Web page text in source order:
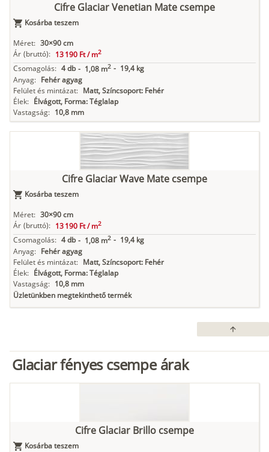
Cifre Glaciar Venetian Mate csempe
Kosárba teszem
Méret: 30×90 cm
Ár (bruttó): 13 190 Ft /m2
Csomagolás: 4 db - 1,08 m2 - 19,4 kg
Anyag: Fehér agyag
Felület és mintázat: Matt, Színcsoport: Fehér
Élek: Élvágott, Forma: Téglalap
Vastagság: 10,8 mm
Cifre Glaciar Wave Mate csempe
Kosárba teszem
Méret: 30×90 cm
Ár (bruttó): 13 190 Ft /m2
Csomagolás: 4 db - 1,08 m2 - 19,4 kg
Anyag: Fehér agyag
Felület és mintázat: Matt, Színcsoport: Fehér
Élek: Élvágott, Forma: Téglalap
Vastagság: 10,8 mm
Üzletünkben megtekinthető termék
arrow_upward
Glaciar fényes csempe árak
Cifre Glaciar Brillo csempe
Kosárba teszem